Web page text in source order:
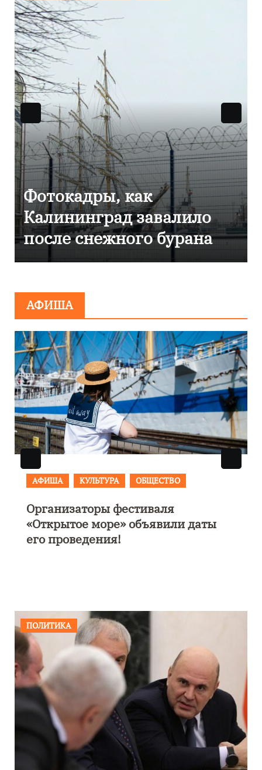
Фоторепортаж как в
Калининграде
эвакуировали ТЦ из-за
сообщения о
АФИША
АФИША
В Калининграде пройдет
фестиваль искусств «Зимние
каникулы на Балтике»
ПОЛИТИКА